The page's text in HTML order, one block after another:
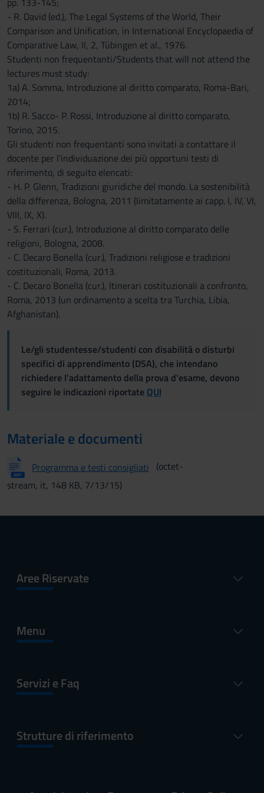
- R. David (ed.), The Legal Systems of the World, Their
Comparison and Unification, in International Encyclopaedia of
Comparative Law, II, 2, Tübingen et al., 1976.
Studenti non frequentanti/Students that will not attend the
lectures must study:
1a) A. Somma, Introduzione al diritto comparato, Roma-Bari,
2014;
1b) R. Sacco- P. Rossi, Introduzione al diritto comparato,
Torino, 2015.
Gli studenti non frequentanti sono invitati a contattare il
docente per l’individuazione dei più opportuni testi di
riferimento, di seguito elencati:
- H. P. Glenn, Tradizioni giuridiche del mondo. La sostenibilità
della differenza, Bologna, 2011 (limitatamente ai capp. I, IV, VI,
VIII, IX, X).
- S. Ferrari (cur.), Introduzione al diritto comparato delle
religioni, Bologna, 2008.
- C. Decaro Bonella (cur.), Tradizioni religiose e tradizioni
costituzionali, Roma, 2013.
- C. Decaro Bonella (cur.), Itinerari costituzionali a confronto,
Roma, 2013 (un ordinamento a scelta tra Turchia, Libia,
Afghanistan).
Le/gli studentesse/studenti con disabilità o disturbi
specifici di apprendimento (DSA), che intendano
richiedere l'adattamento della prova d'esame, devono
seguire le indicazioni riportate QUI
Materiale e documenti
Programma e testi consigliati
(octet-
stream, it, 148 KB, 7/13/15)
Aree Riservate
Menu
Servizi e Faq
Strutture di riferimento